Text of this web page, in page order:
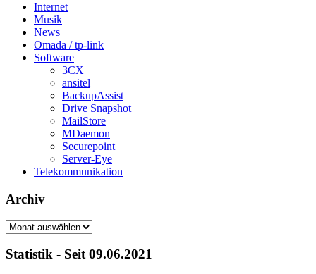
Internet
Musik
News
Omada / tp-link
Software
3CX
ansitel
BackupAssist
Drive Snapshot
MailStore
MDaemon
Securepoint
Server-Eye
Telekommunikation
Archiv
Archiv
Statistik - Seit 09.06.2021